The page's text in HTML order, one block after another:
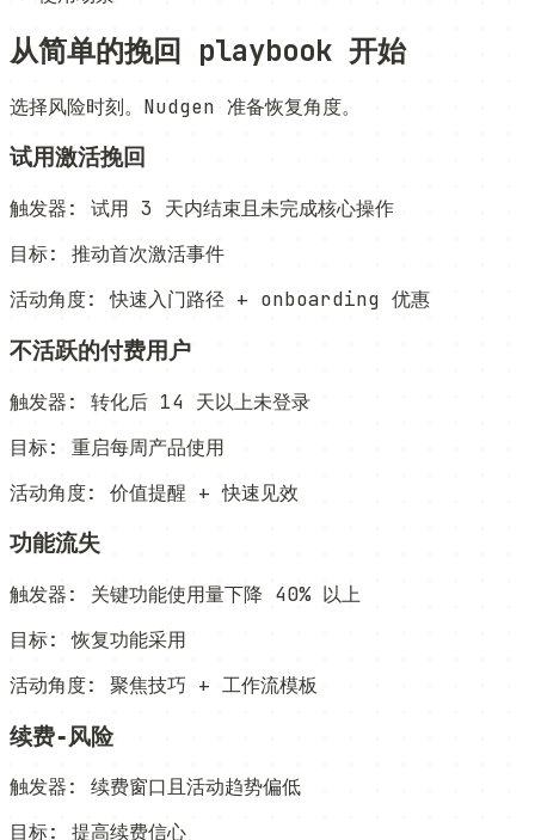
从简单的挽回 playbook 开始
选择风险时刻。Nudgen 准备恢复角度。
试用激活挽回
触发器:
试用 3 天内结束且未完成核心操作
目标:
推动首次激活事件
活动角度: 快速入门路径 + onboarding 优惠
不活跃的付费用户
触发器:
转化后 14 天以上未登录
目标:
重启每周产品使用
活动角度: 价值提醒 + 快速见效
功能流失
触发器:
关键功能使用量下降 40% 以上
目标:
恢复功能采用
活动角度: 聚焦技巧 + 工作流模板
续费‑风险
触发器:
续费窗口且活动趋势偏低
目标:
提高续费信心